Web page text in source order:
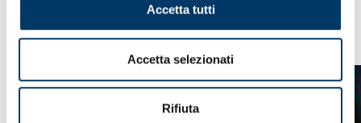
Accetta tutti
Accetta selezionati
Rifiuta
VEDI ANCHE